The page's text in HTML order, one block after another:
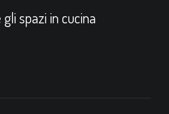
spazi in cucina